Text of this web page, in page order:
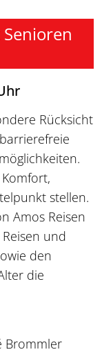
Rücksicht
stellen.
Amos Reisen
und
den
die
Brommler